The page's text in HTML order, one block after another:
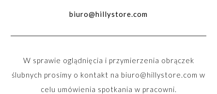
biuro@hillystore.com
W sprawie oglądnięcia i przymierzenia obrączek
ślubnych prosimy o kontakt na biuro@hillystore.com w
celu umówienia spotkania w pracowni.